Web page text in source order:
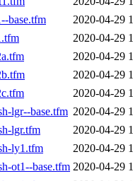
base.tfm
2020-04-29
2020-04-29
2020-04-29
2020-04-29
2020-04-29
lgr--base.tfm 2020-04-29
lgr.tfm
2020-04-29
ly1.tfm
2020-04-29
ot1--base.tfm 2020-04-29